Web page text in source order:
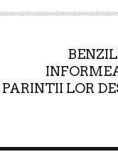
O
PARINTII LOR